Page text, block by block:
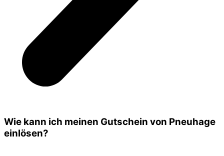
Wie kann ich meinen Gutschein von Pneuhage
einlösen?